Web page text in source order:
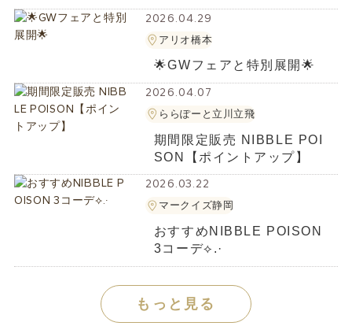
2026.04.29
アリオ橋本
🌟GWフェアと特別展開🌟
2026.04.07
ららぽーと立川立飛
期間限定販売 NIBBLE POI
SON【ポイントアップ】
2026.03.22
マークイズ静岡
おすすめNIBBLE POISON
3コーデ⟡.·
もっと見る